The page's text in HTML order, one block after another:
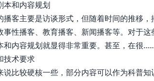
本和内容规划
播客主要是访谈形式，但随着时间的推移
事性播客、教育播客、新闻播客等。对于这
和内容规划就显得非常重要。甚至，在很......
技术要求
说比较硬核一些，部分内容可以作为科普